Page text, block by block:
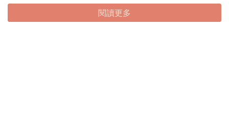
閱讀更多